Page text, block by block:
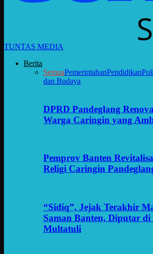
TUNTAS MEDIA
Berita
SemuaPemerintahanPendidikan
dan Budaya
DPRD Pandeglang
Warga Caringin yang
Pemprov Banten
Religi Caringin
“Sidiq”, Jejak Terakhir
Saman Banten, Diputar di
Multatuli